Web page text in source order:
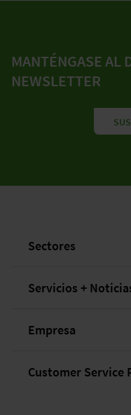
MANTÉNGASE AL
NEWSLETTER
Sectores
Servicios +
Empresa
Customer Service